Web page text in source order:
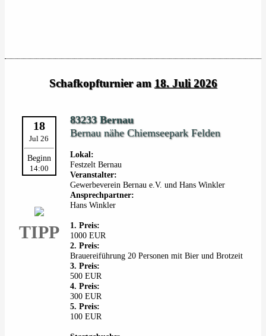
Schafkopfturnier am 18. Juli 2026
18
Jul 26
Beginn
14:00
TIPP
83233 Bernau
Bernau nähe Chiemseepark Felden
Lokal:
Festzelt Bernau
Veranstalter:
Gewerbeverein Bernau e.V. und Hans Winkler
Ansprechpartner:
Hans Winkler
1. Preis:
1000 EUR
2. Preis:
Brauereiführung 20 Personen mit Bier und Brotzeit
3. Preis:
500 EUR
4. Preis:
300 EUR
5. Preis:
100 EUR